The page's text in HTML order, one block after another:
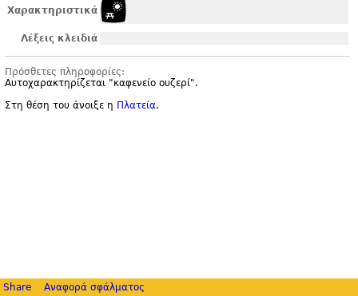
Χαρακτηριστικά
Λέξεις κλειδιά
Πρόσθετες πληροφορίες:
Αυτοχαρακτηρίζεται "καφενείο ουζερί".
Στη θέση του άνοιξε η Πλατεία.
Share Αναφορά σφάλματος